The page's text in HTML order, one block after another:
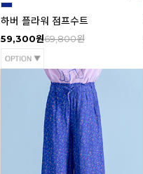
하버 플라워 점프수트
59,300원69,800원